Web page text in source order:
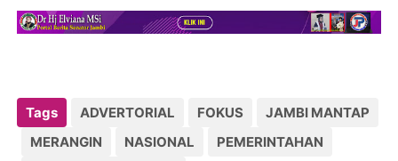
Tags ADVERTORIAL FOKUS
JAMBI MANTAP
MERANGIN
NASIONAL
PEMERINTAHAN